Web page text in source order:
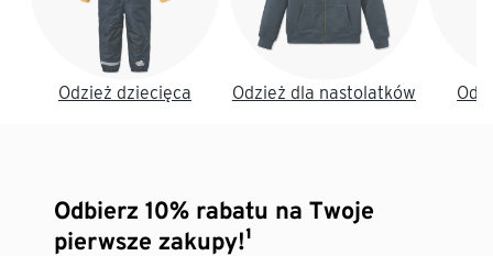
Odzież dziecięca Odzież dla nastolatków
Odbierz 10% rabatu na Twoje
pierwsze zakupy!¹